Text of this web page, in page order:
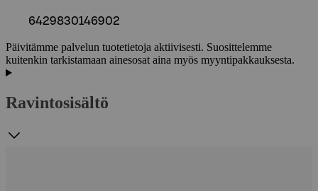
6429830146902
Päivitämme palvelun tuotetietoja aktiivisesti. Suosittelemme
kuitenkin tarkistamaan ainesosat aina myös myyntipakkauksesta.
Ravintosisältö